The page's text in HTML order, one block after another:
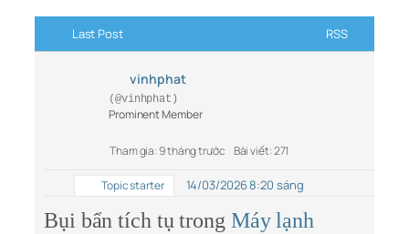
Last Post RSS
vinhphat
(@vinhphat)
Prominent Member
Tham gia: 9 tháng trước Bài viết: 271
Topic starter 14/03/2026 8:20 sáng
Bụi bẩn tích tụ trong Máy lạnh